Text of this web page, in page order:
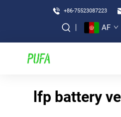
+86-75523087223
AF
lfp battery